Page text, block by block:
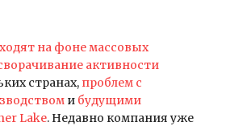
на фоне массовых
активности
странах, проблем с
и будущими
Lake. Недавно компания уже